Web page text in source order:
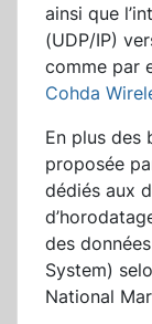
ainsi que
(UDP/IP)
comme par
Cohda
En plus des
proposée
dédiés aux
des
System)
National